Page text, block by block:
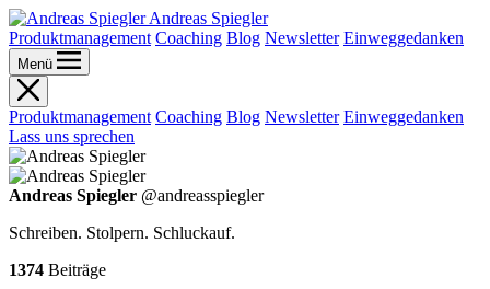
Andreas Spiegler
Produktmanagement Coaching Blog Newsletter Einweggedanken
Menü
Produktmanagement Coaching Blog Newsletter Einweggedanken
Lass uns sprechen
Andreas Spiegler @andreasspiegler
Schreiben. Stolpern. Schluckauf.
1374 Beiträge